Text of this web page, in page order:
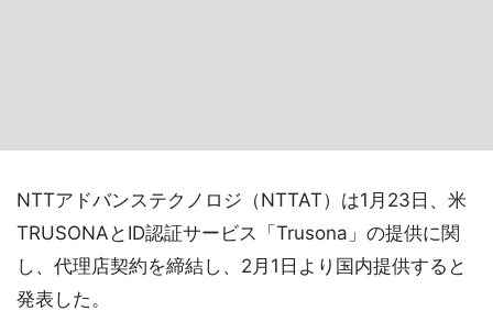
NTTアドバンステクノロジ（NTTAT）は1月23日、米
TRUSONAとID認証サービス「Trusona」の提供に関
し、代理店契約を締結し、2月1日より国内提供すると
発表した。